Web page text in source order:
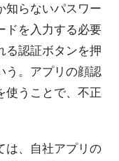
知らないパスワー
ドを入力する必要
る認証ボタンを押
う。アプリの顔認
使うことで、不正
は、自社アプリの